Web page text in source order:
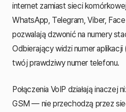
internet zamiast sieci
WhatsApp, Telegram, Viber,
pozwalają dzwonić na numery
Odbierający widzi numer aplikacji
twój prawdziwy numer telefonu.
Połączenia VoIP działają inaczej
GSM — nie przechodzą przez